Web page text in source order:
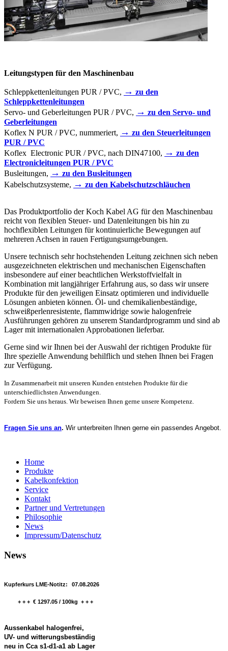
Leitungstypen für den Maschinenbau
Schleppkettenleitungen PUR / PVC, → zu den
Schleppkettenleitungen
Servo- und Geberleitungen PUR / PVC, → zu den Servo- und
Geberleitungen
Koflex N PUR / PVC, nummeriert, → zu den Steuerleitungen
PUR / PVC
Koflex Electronic PUR / PVC, nach DIN47100, → zu den
Electronicleitungen PUR / PVC
Busleitungen, → zu den Busleitungen
Kabelschutzsysteme, → zu den Kabelschutzschläuchen
Das Produktportfolio der Koch Kabel AG für den Maschinenbau
reicht von flexiblen Steuer- und Datenleitungen bis hin zu
hochflexiblen Leitungen für kontinuierliche Bewegungen auf
mehreren Achsen in rauen Fertigungsumgebungen.
Unsere technisch sehr hochstehenden Leitung zeichnen sich neben
ausgezeichneten elektrischen und mechanischen Eigenschaften
insbesondere auf einer beachtlichen Werkstoffvielfalt in
Kombination mit langjähriger Erfahrung aus, so dass wir unsere
Produkte für den jeweiligen Einsatz optimieren und individuelle
Lösungen anbieten können. Öl- und chemikalienbeständige,
schweißperlenresistente, flammwidrige sowie halogenfreie
Ausführungen gehören zu unserem Standardprogramm und sind ab
Lager mit internationalen Approbationen lieferbar.
Gerne sind wir Ihnen bei der Auswahl der richtigen Produkte für
Ihre spezielle Anwendung behilflich und stehen Ihnen bei Fragen
zur Verfügung.
In Zusammenarbeit mit unseren Kunden entstehen Produkte für die
unterschiedlichsten Anwendungen.
Fordern Sie uns heraus. Wir beweisen Ihnen gerne unsere Kompetenz.
Fragen Sie uns an. Wir unterbreiten Ihnen gerne ein passendes Angebot.
Home
Produkte
Kabelkonfektion
Service
Kontakt
Partner und Vertretungen
Philosophie
News
Impressum/Datenschutz
News
Kupferkurs LME-Notitz: 07.08.2026
+ + + € 1297.05 / 100kg + + +
Aussenkabel halogenfrei,
UV- und witterungsbeständig
neu in Cca s1-d1-a1 ab Lager